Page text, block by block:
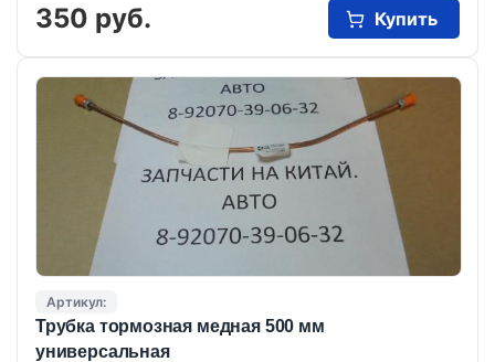
350 руб. Купить
Артикул:
Трубка тормозная медная 500 мм
универсальная